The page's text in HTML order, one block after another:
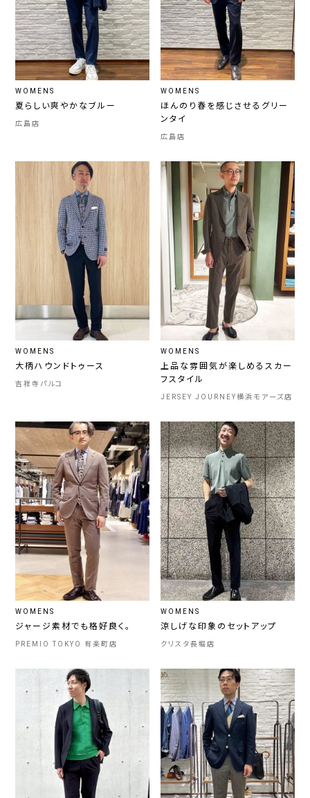
WOMENS
夏らしい爽やかなブルー
広島店
WOMENS
ほんのり春を感じさせるグリー
ンタイ
広島店
WOMENS
大柄ハウンドトゥース
吉祥寺パルコ
WOMENS
上品な雰囲気が楽しめるスカー
フスタイル
JERSEY JOURNEY横浜モアーズ店
WOMENS
ジャージ素材でも格好良く。
PREMIO TOKYO 有楽町店
WOMENS
涼しげな印象のセットアップ
クリスタ長堀店